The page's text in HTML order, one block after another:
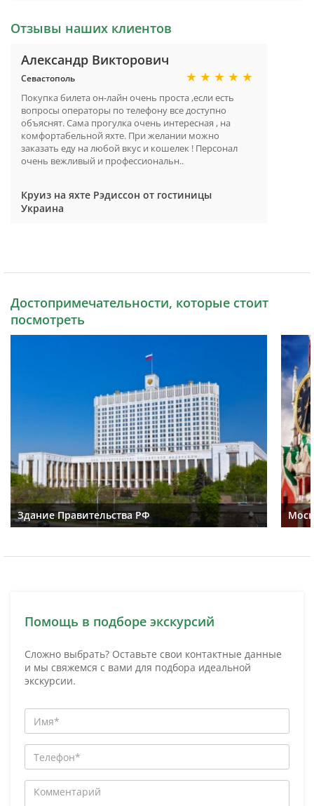
Отзывы наших клиентов
Александр Викторович
Севастополь
Покупка билета он-лайн очень проста ,если есть
вопросы операторы по телефону все доступно
объяснят. Сама прогулка очень интересная , на
комфортабельной яхте. При желании можно
заказать еду на любой вкус и кошелек ! Персонал
очень вежливый и профессиональн..
Круиз на яхте Рэдиссон от гостиницы
Украина
Достопримечательности, которые стоит
посмотреть
Здание Правительства РФ
Помощь в подборе экскурсий
Сложно выбрать? Оставьте свои контактные данные
и мы свяжемся с вами для подбора идеальной
экскурсии.